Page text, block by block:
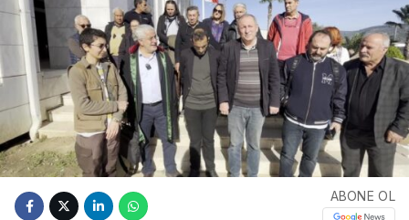
ABONE OL